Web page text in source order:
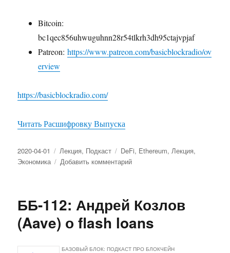
Bitcoin:
bc1qec856uhwuguhnn28r54tlkrh3dh95ctajvpjaf
Patreon:https://www.patreon.com/basicblockradio/ov
erview
https://basicblockradio.com/
Читать Расшифровку Выпуска
Опубликовано
2020-04-01 Рубрики
Лекция, Подкаст Метки
DeFi, Ethereum,Лекция,
Экономика
Добавить комментарий
Башлыков
Вадим
(Zerion)
ББ-112: Андрей Козлов
(Aave) о flash loans